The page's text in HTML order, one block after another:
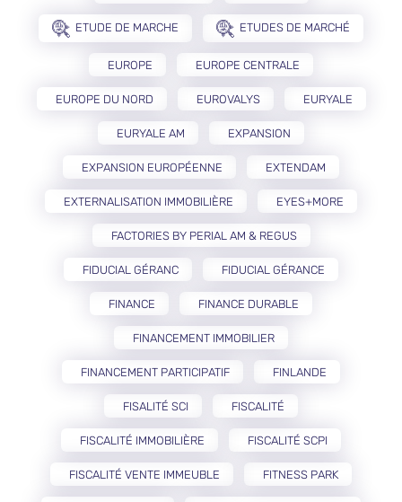
ETUDE DE MARCHE ETUDES DE MARCHÉ
EUROPE EUROPE CENTRALE
EUROPE DU NORD EUROVALYS EURYALE
EURYALE AM EXPANSION
EXPANSION EUROPÉENNE EXTENDAM
EXTERNALISATION IMMOBILIÈRE EYES+MORE
FACTORIES BY PERIAL AM & REGUS
FIDUCIAL GÉRANC FIDUCIAL GÉRANCE
FINANCE FINANCE DURABLE
FINANCEMENT IMMOBILIER
FINANCEMENT PARTICIPATIF FINLANDE
FISALITÉ SCI FISCALITÉ
FISCALITÉ IMMOBILIÈRE FISCALITÉ SCPI
FISCALITÉ VENTE IMMEUBLE FITNESS PARK